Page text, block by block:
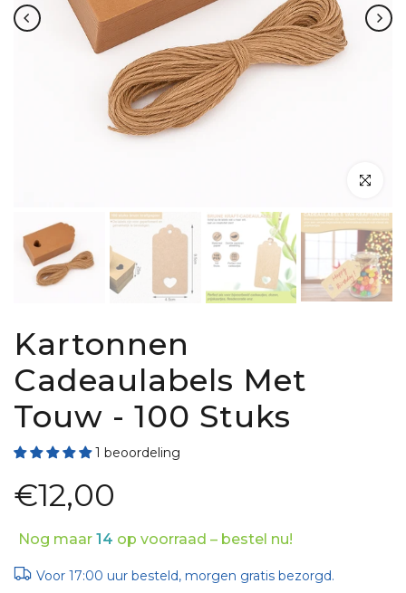
Klik om
Kartonnen
Cadeaulabels Met
Touw - 100 Stuks
1 beoordeling
€12,00
Nog maar 14 op voorraad – bestel nu!
Voor 17:00 uur besteld, morgen gratis bezorgd.